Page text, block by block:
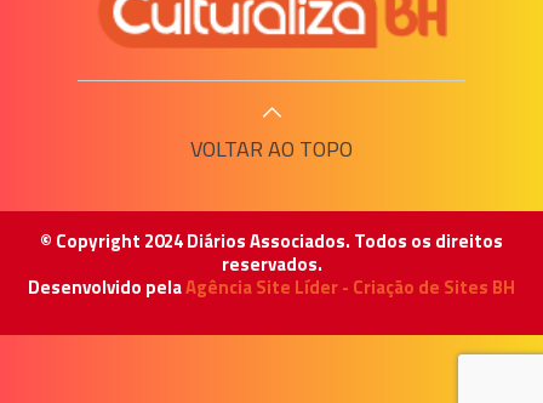
VOLTAR AO TOPO
© Copyright 2024 Diários Associados. Todos os direitos
reservados.
Desenvolvido pelaAgência Site Líder - Criação de Sites BH